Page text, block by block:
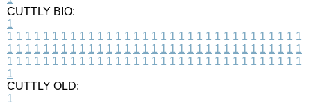
CUTTLY BIO:
1
1 1 1 1 1 1 1 1 1 1 1 1 1 1 1 1 1 1 1 1 1 1 1 1 1 1 1 1 1 1 1 1 1
1 1 1 1 1 1 1 1 1 1 1 1 1 1 1 1 1 1 1 1 1 1 1 1 1 1 1 1 1 1 1 1 1
1 1 1 1 1 1 1 1 1 1 1 1 1 1 1 1 1 1 1 1 1 1 1 1 1 1 1 1 1 1 1 1 1
1
CUTTLY OLD:
1